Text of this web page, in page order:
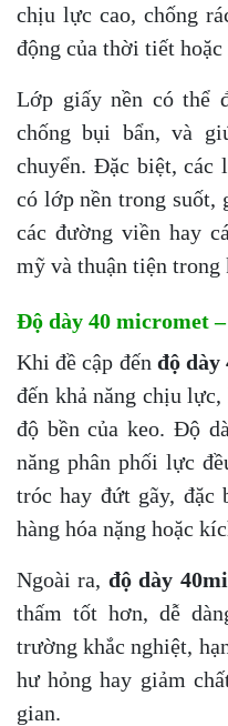
chịu lực cao, chống
động của thời tiết
Lớp giấy nền có thể
chống bụi bẩn, và
chuyển. Đặc biệt, các
có lớp nền trong suốt,
các đường viền hay
mỹ và thuận tiện
Độ dày 40 micromet
Khi đề cập đến độ dày
đến khả năng chịu
độ bền của keo. Độ
năng phân phối lực
tróc hay đứt gãy, đặc
hàng hóa nặng hoặc
Ngoài ra, độ dày
thấm tốt hơn, dễ
trường khắc nghiệt,
hư hỏng hay giảm
gian.